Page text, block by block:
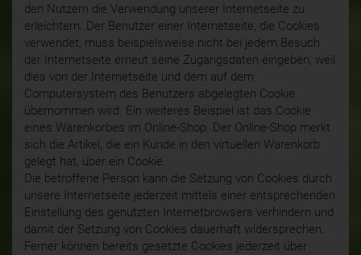
den Nutzern die Verwendung unserer Internetseite zu
erleichtern. Der Benutzer einer Internetseite, die Cookies
verwendet, muss beispielsweise nicht bei jedem Besuch
der Internetseite erneut seine Zugangsdaten eingeben, weil
dies von der Internetseite und dem auf dem
Computersystem des Benutzers abgelegten Cookie
übernommen wird. Ein weiteres Beispiel ist das Cookie
eines Warenkorbes im Online-Shop. Der Online-Shop merkt
sich die Artikel, die ein Kunde in den virtuellen Warenkorb
gelegt hat, über ein Cookie.
Die betroffene Person kann die Setzung von Cookies durch
unsere Internetseite jederzeit mittels einer entsprechenden
Einstellung des genutzten Internetbrowsers verhindern und
damit der Setzung von Cookies dauerhaft widersprechen.
Ferner können bereits gesetzte Cookies jederzeit über